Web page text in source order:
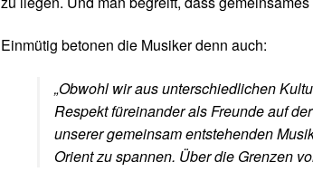
Einmütig betonen die Musiker denn auch:
„Obwohl wir aus unterschiedlichen
Respekt füreinander als Freunde auf
unserer gemeinsam entstehenden
Orient zu spannen. Über die Grenzen